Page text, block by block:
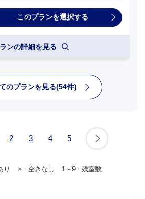
ンの詳細を見る
のプランを見る(54件)
2 3 4 5
り × : 空きなし 1～9 : 残室数